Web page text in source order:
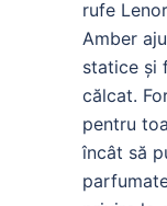
rufe
Amber
statice și
călcat.
pentru
încât să